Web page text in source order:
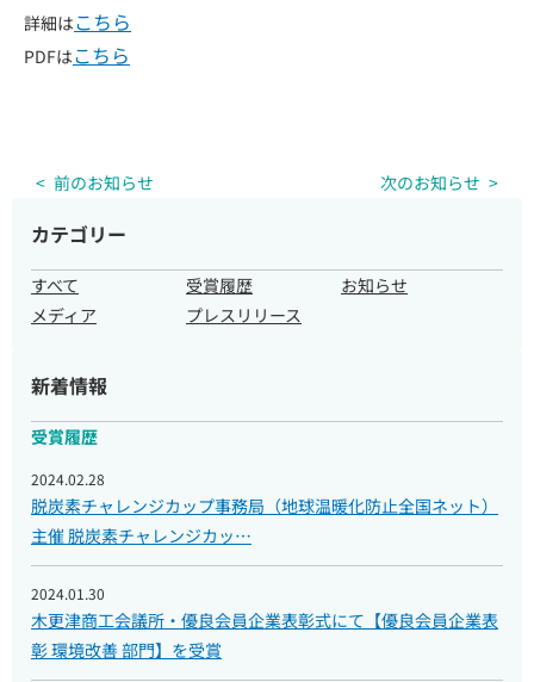
お知らせ
企業・団体様へのご案内
取材のご依頼
詳細はこちら
PDFはこちら
前のお知らせ 次のお知らせ
カテゴリー
すべて 受賞履歴
お知らせ
メディア
プレスリリース
新着情報
受賞履歴
2024.02.28
脱炭素チャレンジカップ事務局（地球温暖化防止全国ネット）
主催 脱炭素チャレンジカッ…
2024.01.30
木更津商工会議所・優良会員企業表彰式にて【優良会員企業表
彰 環境改善 部門】を受賞